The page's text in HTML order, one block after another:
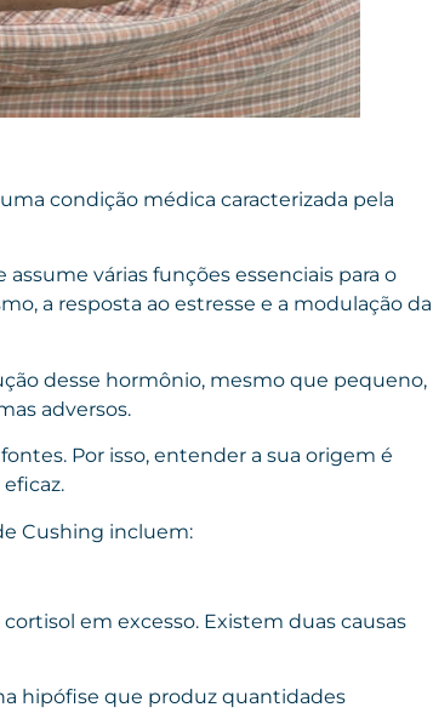
condição médica caracterizada pela
várias funções essenciais para o
a resposta ao estresse e a modulação da
desse hormônio, mesmo que pequeno,
adversos.
Por isso, entender a sua origem é
Cushing incluem:
em excesso. Existem duas causas
hipófise que produz quantidades